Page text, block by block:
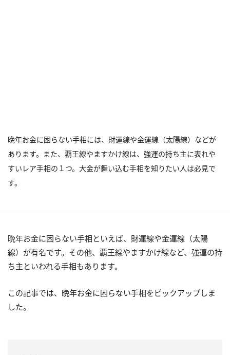
晩年お金に困らない手相には、財運線や金運線（太陽線）などが
あります。また、覇王線やますかけ線は、強運の持ち主に表れや
すいレア手相の１つ。大金が舞い込む手相を知りたい人は必見で
す。
晩年お金に困らない手相といえば、財運線や金運線（太陽
線）が有名です。その他、覇王線やますかけ線など、強運の持
ち主といわれる手相もあります。
この記事では、晩年お金に困らない手相をピックアップしま
した。